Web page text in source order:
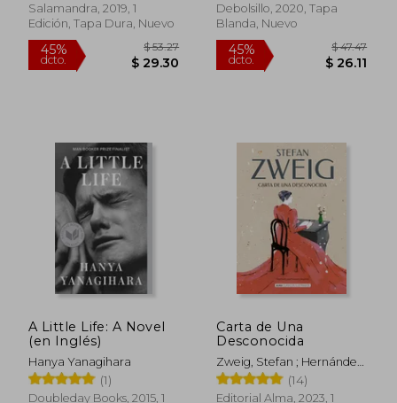
Salamandra, 2019, 1
Edición, Tapa Dura, Nuevo
45%
dcto.
Debolsillo, 2020, Tapa
Blanda, Nuevo
45%
dcto.
A Little Life: A Novel
(en Inglés)
Hanya Yanagihara
(1)
Doubleday Books, 2015, 1
Carta de Una
Desconocida
Zweig, Stefan ; Hernández
Rodilla, Itziar ; Segovia,
Carmen
(14)
Editorial Alma, 2023, 1